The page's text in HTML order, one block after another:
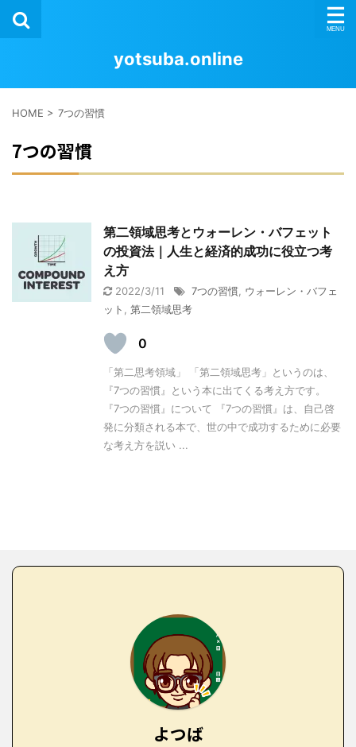
yotsuba.online
HOME > 7つの習慣
7つの習慣
第二領域思考とウォーレン・バフェット
の投資法｜人生と経済的成功に役立つ考
え方
2022/3/11 7つの習慣 ウォーレン・バフェ
ット
第二領域思考
0
「第二思考領域」 「第二領域思考」というのは、
『7つの習慣』という本に出てくる考え方です。
『7つの習慣』について 『7つの習慣』は、自己啓
発に分類される本で、世の中で成功するために必要
な考え方を説い ...
よつば